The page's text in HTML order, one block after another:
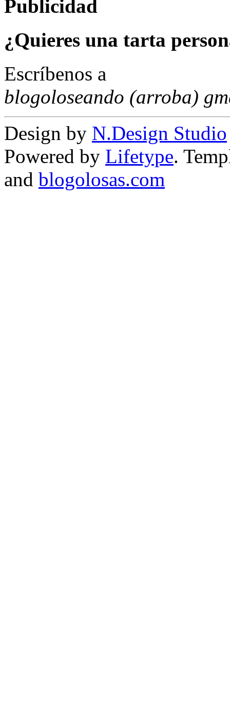
Publicidad
¿Quieres una tarta
Escríbenos a
blogoloseando (arroba)
Design by N.Design Studio
Powered by Lifetype.
and blogolosas.com